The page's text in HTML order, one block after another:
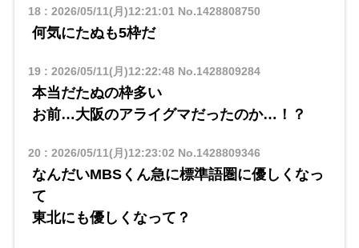
18: 2026/05/11(月)12:21:01 No.1428808750
何気にたぬも5枠だ
19: 2026/05/11(月)12:22:48No.1428809284
本当だたぬの枠多い
お前…大阪のアライグマだったのか…！？
20 : 2026/05/11(月)12:23:02 No.1428809346
なんだいMBSくん急に標準語圏に優しくなっ
て
東北にも優しくなって？